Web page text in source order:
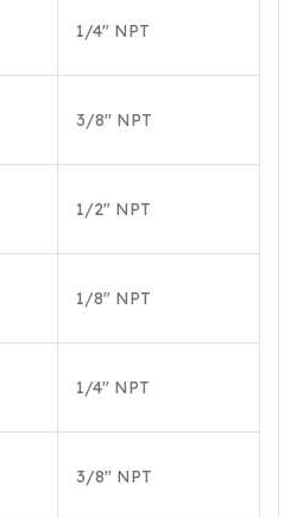
1/4″ NPT
3/8″ NPT
1/2″ NPT
1/8″ NPT
1/4″ NPT
3/8″ NPT